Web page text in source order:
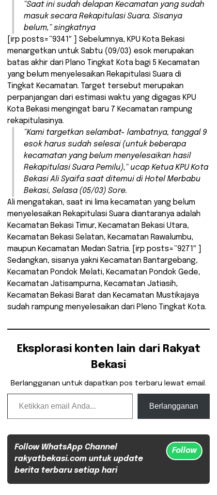
“Saat ini sudah delapan Kecamatan yang sudah
masuk secara Rekapitulasi Suara. Sisanya
belum,” singkatnya
[irp posts=”9341″ ] Sebelumnya, KPU Kota Bekasi
menargetkan untuk Sabtu (09/03) esok merupakan
batas akhir dari Plano Tingkat Kota bagi 5 Kecamatan
yang belum menyelesaikan Rekapitulasi Suara di
Tingkat Kecamatan. Target tersebut merupakan
perpanjangan dari estimasi waktu yang digagas KPU
Kota Bekasi mengingat baru 7 Kecamatan rampung
rekapitulasinya.
“Kami targetkan selambat- lambatnya, tanggal 9
esok harus sudah selesai (untuk beberapa
kecamatan yang belum menyelesaikan hasil
Rekapitulasi Suara Pemilu),” ucap Ketua KPU Kota
Bekasi Ali Syaifa saat ditemui di Hotel Merbabu
Bekasi, Selasa (05/03) Sore.
Ali mengatakan, saat ini lima kecamatan yang belum
menyelesaikan Rekapitulasi Suara diantaranya adalah
Kecamatan Bekasi Timur, Kecamatan Bekasi Utara,
Kecamatan Bekasi Selatan, Kecamatan Rawalumbu,
maupun Kecamatan Medan Satria. [irp posts=”9271″ ]
Sedangkan, sisanya yakni Kecamatan Bantargebang,
Kecamatan Pondok Melati, Kecamatan Pondok Gede,
Kecamatan Jatisampurna, Kecamatan Jatiasih,
Kecamatan Bekasi Barat dan Kecamatan Mustikajaya
sudah rampung menyelesaikan dari Pleno Tingkat Kota.
Eksplorasi konten lain dari Rakyat
Bekasi
Berlangganan untuk dapatkan pos terbaru lewat email.
Ketikkan email Anda...
Berlangganan
Follow WhatsApp Channel
rakyatbekasi.com untuk update
berita terbaru setiap hari
Follow